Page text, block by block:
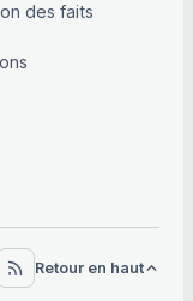
des faits
Retour en haut